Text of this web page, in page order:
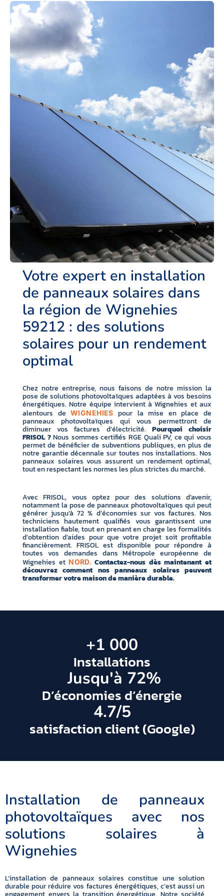
Votre expert en installation
de panneaux solaires dans
la région de Wignehies
59212 : des solutions
solaires pour un rendement
optimal
Chez notre entreprise, nous faisons de notre mission la
pose de solutions photovoltaïques adaptées à vos besoins
énergétiques. Notre équipe intervient à Wignehies et aux
alentours deWIGNEHIES pour la mise en place de
panneaux photovoltaïques qui vous permettront de
diminuer vos factures d’électricité. Pourquoi choisir
FRISOL ?Nous sommes certifiés RGE Quali PV, ce qui vous
permet de bénéficier de subventions publiques, en plus de
notre garantie décennale sur toutes nos installations. Nos
panneaux solaires vous assurent un rendement optimal,
tout en respectant les normes les plus strictes du marché.
Avec FRISOL, vous optez pour des solutions d’avenir,
notamment la pose de panneaux photovoltaïques qui peut
générer jusqu’à 72 % d’économies sur vos factures. Nos
techniciens hautement qualifiés vous garantissent une
installation fiable, tout en prenant en charge les formalités
d’obtention d’aides pour que votre projet soit profitable
financièrement. FRISOL est disponible pour répondre à
toutes vos demandes dans Métropole européenne de
Wignehies et NORD.Contactez-nous dès maintenant et
découvrez comment nos panneaux solaires peuvent
transformer votre maison de manière durable.
Installations
+1 000
D’économies d’énergie
Jusqu'à 72%
satisfaction client (Google)
4.7/5
Installation de panneaux
photovoltaïques avec nos
solutions solaires à
Wignehies
L’installation de panneaux solaires constitue une solution
durable pour réduire vos factures énergétiques, c’est aussi un